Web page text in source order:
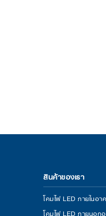
สินค้าของเรา
โคมไฟ LED ภายในอา
โคมไฟ LED ภายนอก